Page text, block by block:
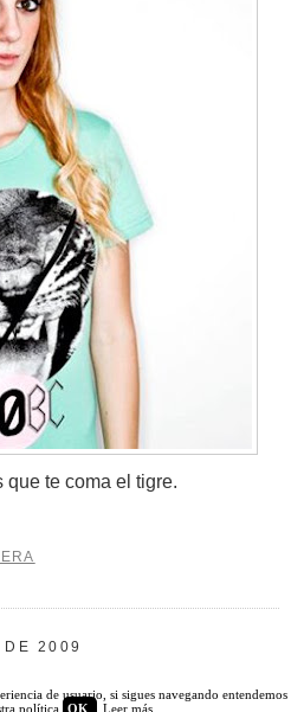
que te coma el tigre.
2009
de usuario, si sigues navegando entendemos
política OK Leer más